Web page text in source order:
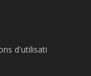
d'utilisation